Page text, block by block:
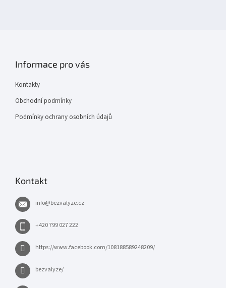
Informace pro vás
Kontakty
Obchodní podmínky
Podmínky ochrany osobních údajů
Kontakt
info@bezvalyze.cz
+420 799 027 222
https://www.facebook.com/108188589248209/
bezvalyze/